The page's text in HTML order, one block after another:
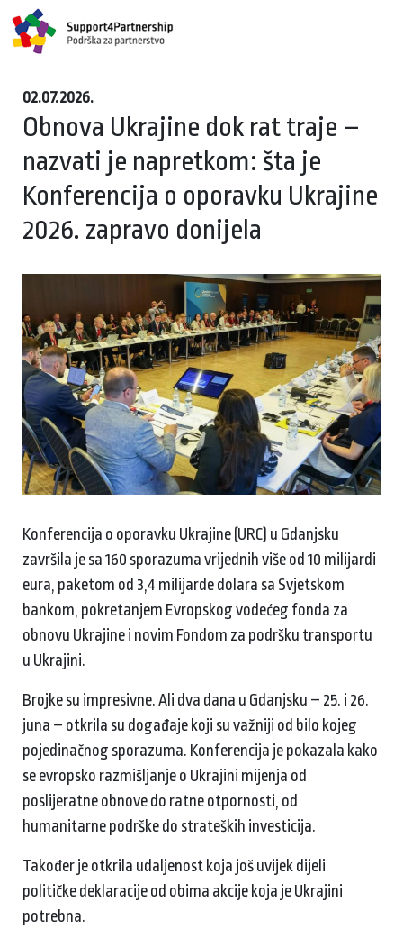
02.07.2026.
Obnova Ukrajine dok rat traje –
nazvati je napretkom: šta je
Konferencija o oporavku Ukrajine
2026. zapravo donijela
Konferencija o oporavku Ukrajine (URC) u Gdanjsku
završila je sa 160 sporazuma vrijednih više od 10 milijardi
eura, paketom od 3,4 milijarde dolara sa Svjetskom
bankom, pokretanjem Evropskog vodećeg fonda za
obnovu Ukrajine i novim Fondom za podršku transportu
u Ukrajini.
Brojke su impresivne. Ali dva dana u Gdanjsku – 25. i 26.
juna – otkrila su događaje koji su važniji od bilo kojeg
pojedinačnog sporazuma. Konferencija je pokazala kako
se evropsko razmišljanje o Ukrajini mijenja od
poslijeratne obnove do ratne otpornosti, od
humanitarne podrške do strateških investicija.
Također je otkrila udaljenost koja još uvijek dijeli
političke deklaracije od obima akcije koja je Ukrajini
potrebna.